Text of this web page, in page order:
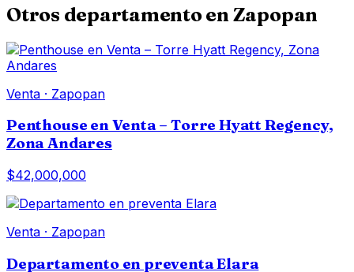
Otros departamentoen Zapopan
Venta · Zapopan
Penthouse en Venta – Torre Hyatt Regency,
Zona Andares
$42,000,000
Venta · Zapopan
Departamento en preventa Elara